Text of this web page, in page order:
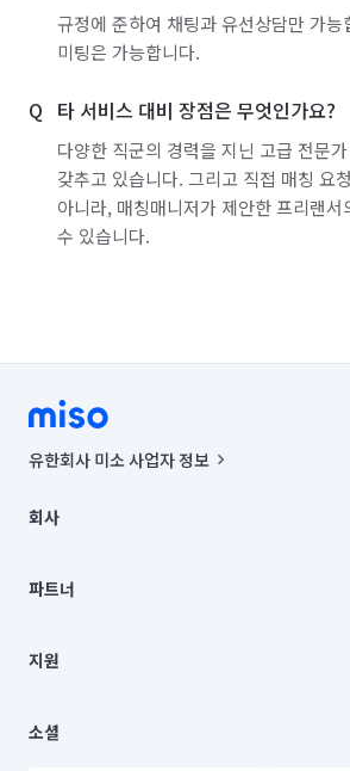
규정에 준하여 채팅과 유선상담만 가능
미팅은 가능합니다.
타 서비스 대비 장점은 무엇인가요?
다양한 직군의 경력을 지닌 고급 전문
갖추고 있습니다. 그리고 직접 매칭 요
아니라, 매칭매니저가 제안한 프리랜
수 있습니다.
유한회사 미소 사업자 정보
00019 |
주소 | 본사: 서울특별시 종로구 율곡로 6(중학동,
컨택센터 : 서울특별시 종로구 수송동 율곡로 24,
상품, 상품정보, 거래에 관한 의무와 책임은 거래당
언론 보도 관련 문의:
© 유한회사 미소. Miso, Inc. All Rights
회사
채용
파트너
이사
지원
이용약관
소셜